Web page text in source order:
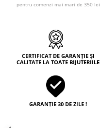
pentru comenzi mai mari de 350 lei
CERTIFICAT DE GARANȚIE ȘI
CALITATE LA TOATE BIJUTERIILE
GARANȚIE 30 DE ZILE !